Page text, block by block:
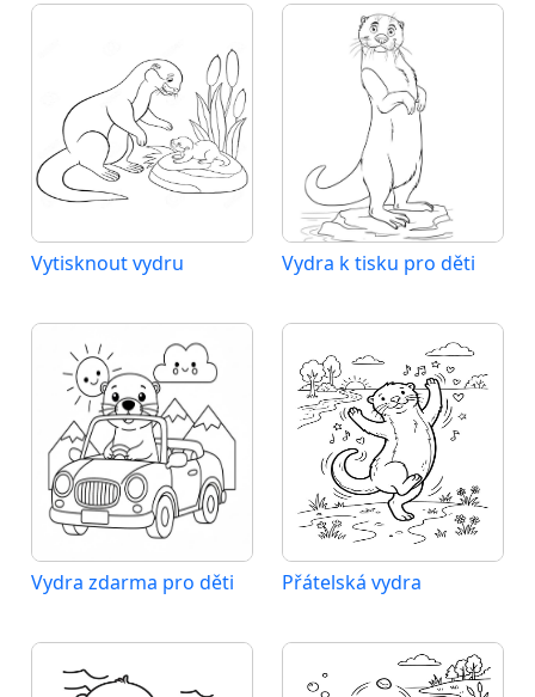
Vytisknout vydru Vydra k tisku pro děti
Vydra zdarma pro děti Přátelská vydra